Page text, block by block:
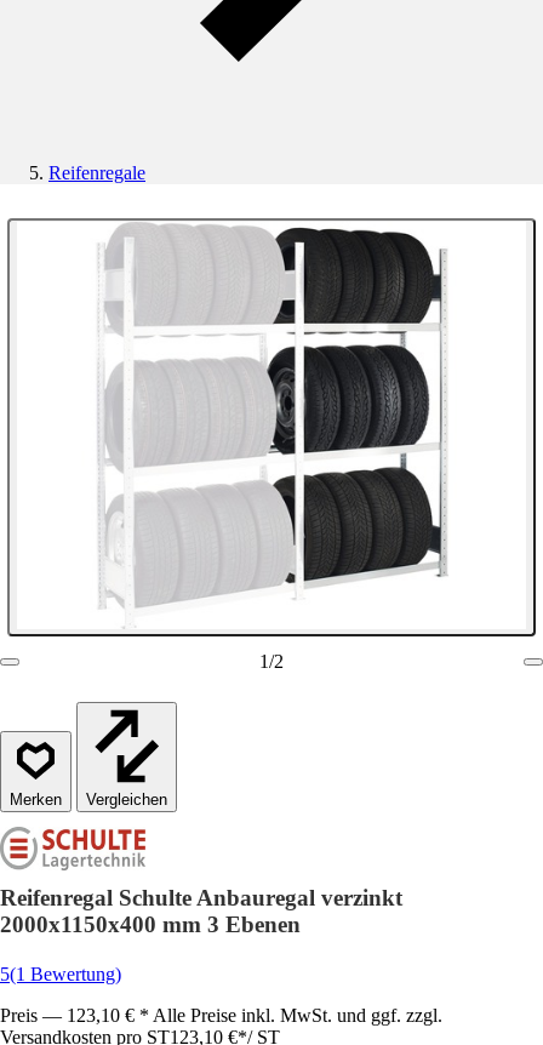
Reifenregale
1/2
Vergleichen
Reifenregal Schulte Anbauregal verzinkt
2000x1150x400 mm 3 Ebenen
5(1 Bewertung)
Preis — 123,10 € * Alle Preise inkl. MwSt. und ggf. zzgl.
Versandkosten pro ST123,10 €*/ ST